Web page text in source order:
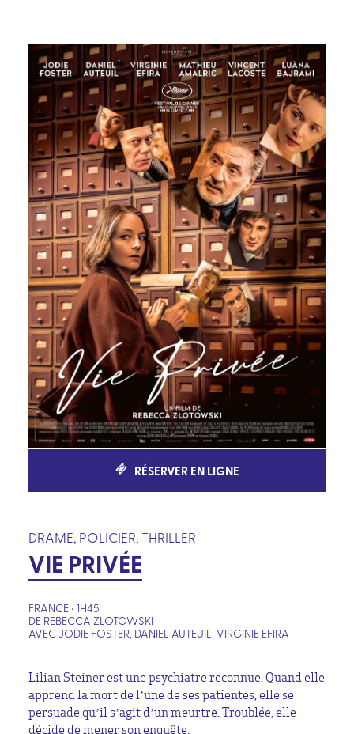
RÉSERVER EN LIGNE
DRAME, POLICIER, THRILLER
VIE PRIVÉE
FRANCE • 1H45
DE REBECCA ZLOTOWSKI
AVEC JODIE FOSTER, DANIEL AUTEUIL, VIRGINIE EFIRA
Lilian Steiner est une psychiatre reconnue. Quand elle
apprend la mort de l’une de ses patientes, elle se
persuade qu’il s’agit d’un meurtre. Troublée, elle
décide de mener son enquête.